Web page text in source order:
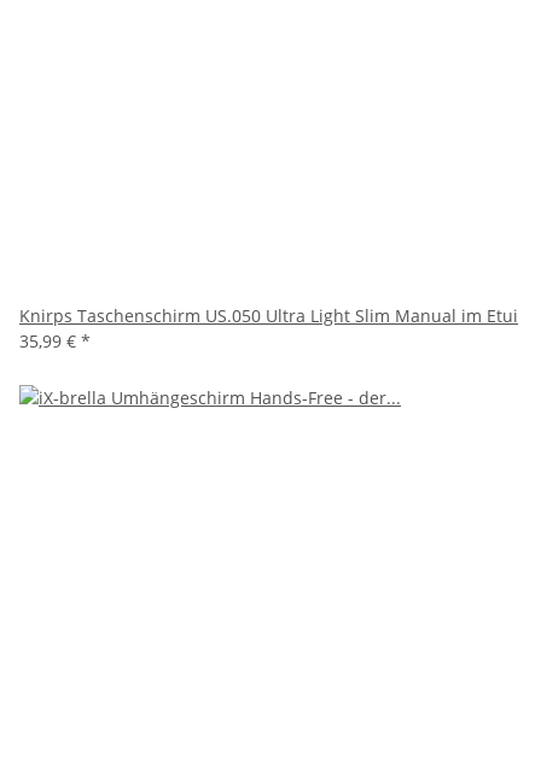
Knirps Taschenschirm US.050 Ultra Light Slim Manual im Etui
35,99 € *